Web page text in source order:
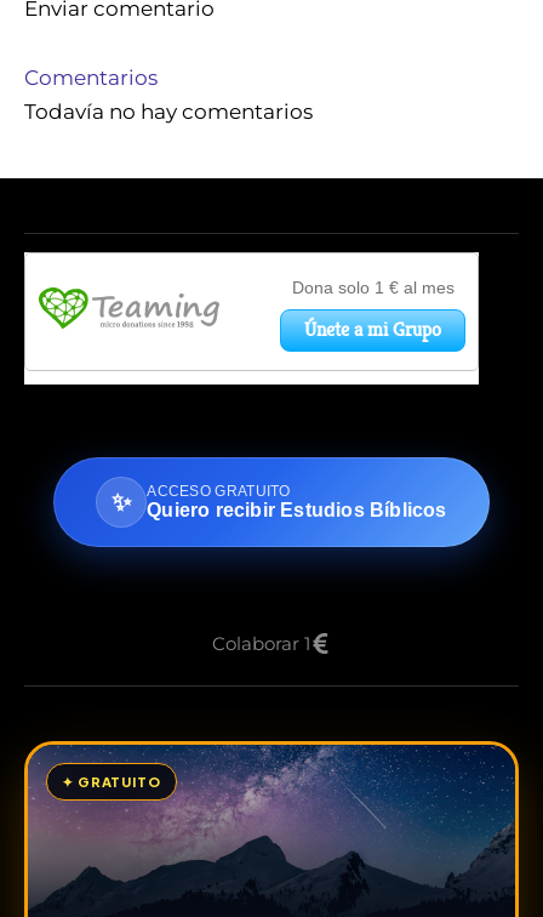
Enviar comentario
Comentarios
Todavía no hay comentarios
✨ ACCESO GRATUITO
Quiero recibir Estudios Bíblicos
Colaborar 1
✦ GRATUITO